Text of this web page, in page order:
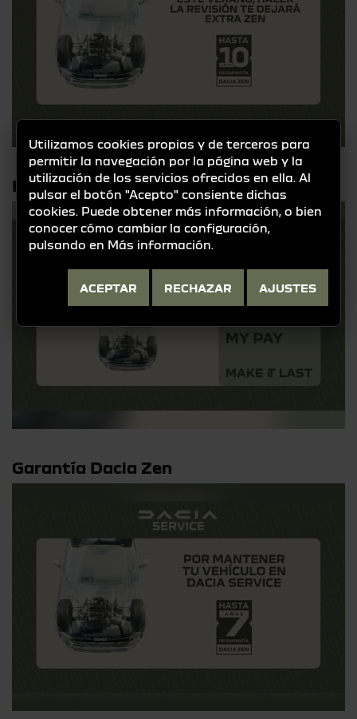
ELIGE MY PAY AL 0%TAE
Garantía Dacia Zen
Utilizamos cookies propias y de terceros para
permitir la navegación por la página web y la
utilización de los servicios ofrecidos en ella. Al
pulsar el botón "Acepto" consiente dichas
cookies. Puede obtener más información, o bien
conocer cómo cambiar la configuración,
pulsando en Más información
ACEPTAR RECHAZAR AJUSTES